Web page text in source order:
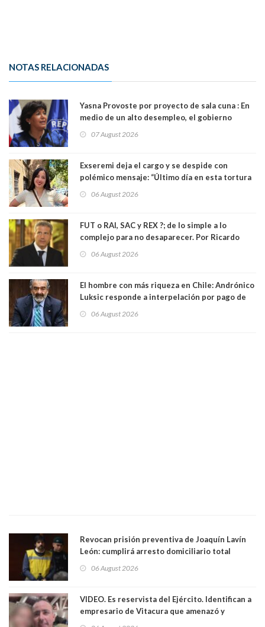
NOTAS RELACIONADAS
Yasna Provoste por proyecto de sala cuna : En
medio de un alto desempleo, el gobierno
07 August 2026
Exseremi deja el cargo y se despide con
polémico mensaje: “Último día en esta tortura
06 August 2026
FUT o RAI, SAC y REX ?; de lo simple a lo
complejo para no desaparecer. Por Ricardo
06 August 2026
El hombre con más riqueza en Chile: Andrónico
Luksic responde a interpelación por pago de
día que me muera”
06 August 2026
Revocan prisión preventiva de Joaquín Lavín
León: cumplirá arresto domiciliario total
06 August 2026
VIDEO. Es reservista del Ejército. Identifican a
empresario de Vitacura que amenazó y